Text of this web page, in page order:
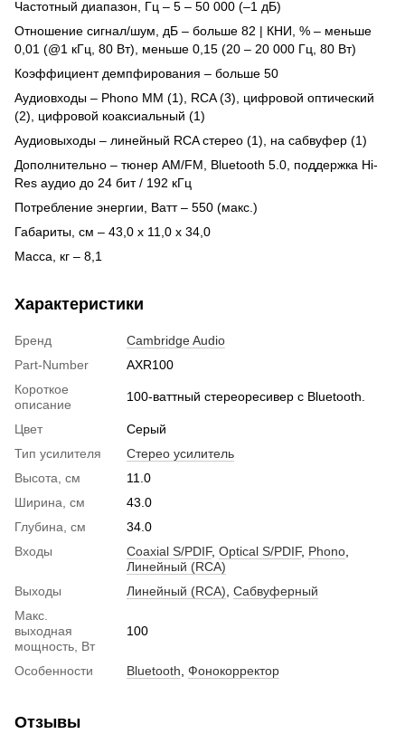
Частотный диапазон, Гц – 5 – 50 000 (–1 дБ)
Отношение сигнал/шум, дБ – больше 82 | КНИ, % – меньше
0,01 (@1 кГц, 80 Вт), меньше 0,15 (20 – 20 000 Гц, 80 Вт)
Коэффициент демпфирования – больше 50
Аудиовходы – Phono MM (1), RCA (3), цифровой оптический
(2), цифровой коаксиальный (1)
Аудиовыходы – линейный RCA стерео (1), на сабвуфер (1)
Дополнительно – тюнер AM/FM, Bluetooth 5.0, поддержка Hi-
Res аудио до 24 бит / 192 кГц
Потребление энергии, Ватт – 550 (макс.)
Габариты, см – 43,0 x 11,0 x 34,0
Масса, кг – 8,1
Характеристики
Бренд
Cambridge Audio
Part-Number
AXR100
Короткое
описание
100-ваттный стереоресивер с Bluetooth.
Цвет
Серый
Тип усилителя
Стерео усилитель
Высота, см
11.0
Ширина, см
43.0
Глубина, см
34.0
Входы
Coaxial S/PDIF, Optical S/PDIF, Phono
Линейный (RCA)
Выходы
Линейный (RCA) Сабвуферный
Макс.
выходная
мощность, Вт
100
Особенности Bluetooth Фонокорректор
Отзывы